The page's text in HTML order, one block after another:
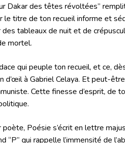
Dakar des têtes révoltées”
le titre de ton recueil informe et
des tableaux de nuit et de
mortel.
qui peuple ton recueil, et ce,
d’œil à Gabriel Celaya. Et peut-
Cette finesse d’esprit, de
Poésie s’écrit en lettre
“P” qui rappelle l’immensité de